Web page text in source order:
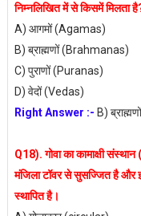
निम्नलिखित में से किसमें मिलता
A) आगमों (Agamas)
B) ब्राह्मणों (Brahmanas)
C) पुराणों (Puranas)
D) वेदों (Vedas)
Right Answer :- B)
Q18). गोवा का कामाक्षी
मंजिला टॉवर से सुसज्जित है
स्थापित है।